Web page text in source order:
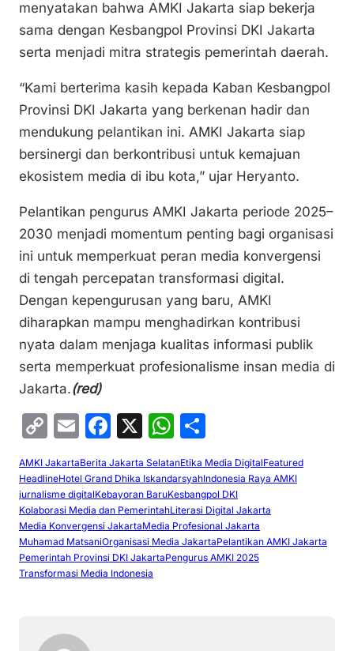
menyatakan bahwa AMKI Jakarta siap bekerja
sama dengan Kesbangpol Provinsi DKI Jakarta
serta menjadi mitra strategis pemerintah daerah.
“Kami berterima kasih kepada Kaban Kesbangpol
Provinsi DKI Jakarta yang berkenan hadir dan
mendukung pelantikan ini. AMKI Jakarta siap
bersinergi dan berkontribusi untuk kemajuan
ekosistem media di ibu kota,” ujar Heryanto.
Pelantikan pengurus AMKI Jakarta periode 2025–
2030 menjadi momentum penting bagi organisasi
ini untuk memperkuat peran media konvergensi
di tengah percepatan transformasi digital.
Dengan kepengurusan yang baru, AMKI
diharapkan mampu menghadirkan kontribusi
nyata dalam menjaga kualitas informasi publik
serta memperkuat profesionalisme insan media di
Jakarta.(red)
C
o
p
y
Li
n
k
E
m
ai
l
F
a
c
e
b
o
o
X
W
h
at
s
A
p
h
ar
e
AMKI JakartaBerita Jakarta SelatanEtika Media DigitalFeatured
HeadlineHotel Grand Dhika IskandarsyahIndonesia Raya AMKI
jurnalisme digitalKebayoran BaruKesbangpol DKI
Kolaborasi Media dan PemerintahLiterasi Digital Jakarta
Media Konvergensi JakartaMedia Profesional Jakarta
Muhamad MatsaniOrganisasi Media JakartaPelantikan AMKI Jakarta
Pemerintah Provinsi DKI JakartaPengurus AMKI 2025
Transformasi Media Indonesia